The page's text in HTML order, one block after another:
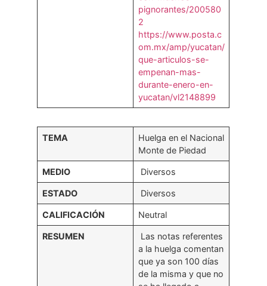
pignorantes/200580
2
https://www.posta.c
om.mx/amp/yucatan/
que-articulos-se-
empenan-mas-
durante-enero-en-
yucatan/vl2148899
TEMA
Huelga en el Nacional
Monte de Piedad
MEDIO Diversos
ESTADO Diversos
CALIFICACIÓN Neutral
RESUMEN
Las notas referentes
a la huelga comentan
que ya son 100 días
de la misma y que no